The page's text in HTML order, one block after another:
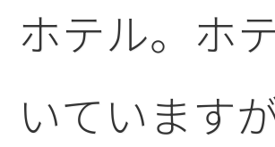
ホテル。ホ
いています